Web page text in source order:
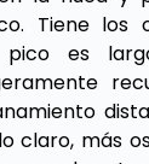
Tiene los
pico es
claro, más